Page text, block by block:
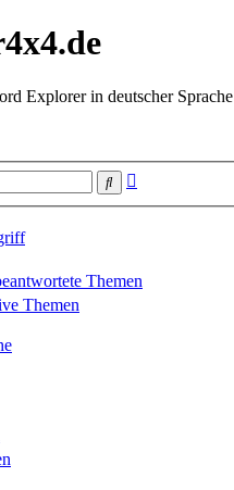
Explorer in deutscher Sprache
Suche
Themen
Themen